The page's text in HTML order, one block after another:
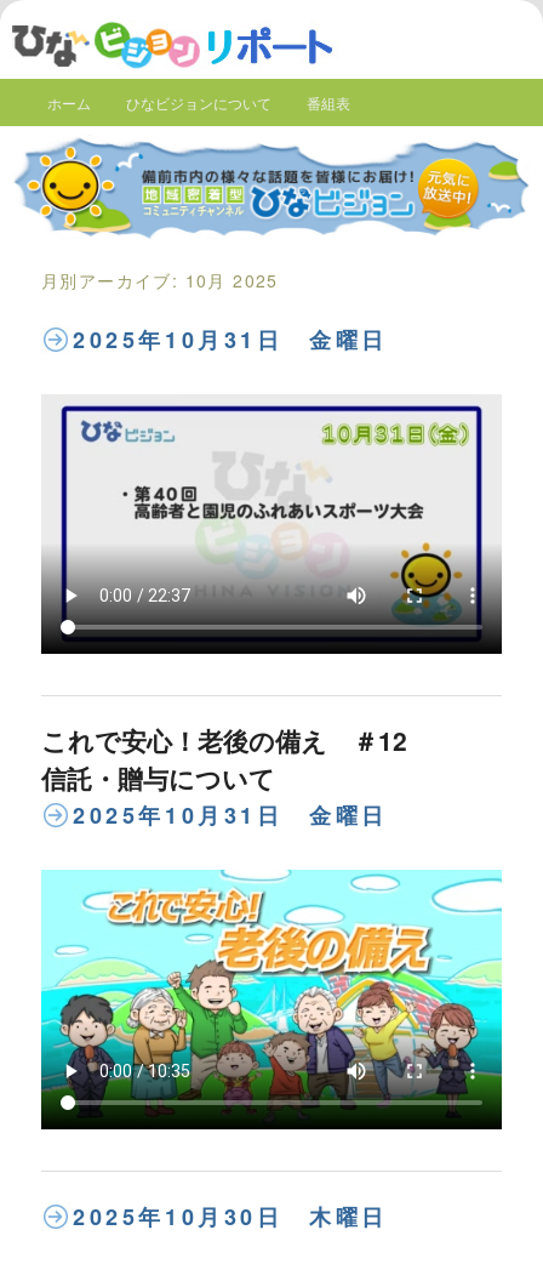
ホーム ひなビジョンについて 番組表
月別アーカイブ: 10月 2025
2025年10月31日 金曜日
これで安心！老後の備え ＃12
信託・贈与について
2025年10月31日 金曜日
2025年10月30日 木曜日